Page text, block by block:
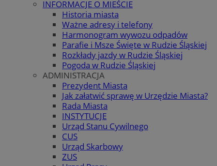
INFORMACJE O MIEŚCIE
Historia miasta
Ważne adresy i telefony
Harmonogram wywozu odpadów
Parafie i Msze Święte w Rudzie Śląskiej
Rozkłady jazdy w Rudzie Śląskiej
Pogoda w Rudzie Śląskiej
ADMINISTRACJA
Prezydent Miasta
Jak załatwić sprawę w Urzędzie Miasta?
Rada Miasta
INSTYTUCJE
Urząd Stanu Cywilnego
CUS
Urząd Skarbowy
ZUS